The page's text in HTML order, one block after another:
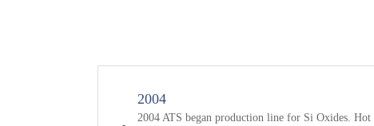
2004
2004 ATS began production line for Si Oxides. Hot